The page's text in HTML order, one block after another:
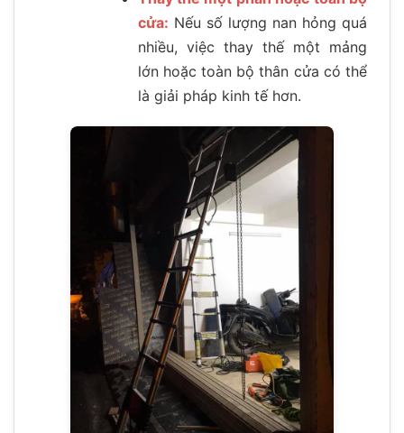
cửa: Nếu số lượng nan hỏng quá
nhiều, việc thay thế một mảng
lớn hoặc toàn bộ thân cửa có thể
là giải pháp kinh tế hơn.